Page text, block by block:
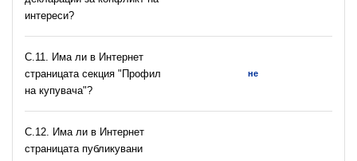
интереси?
C.11. Има ли в Интернет
страницата секция "Профил
на купувача"?
не
С.12. Има ли в Интернет
страницата публикувани